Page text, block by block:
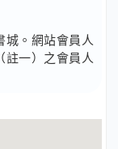
城。網站會員人
註一）之會員人